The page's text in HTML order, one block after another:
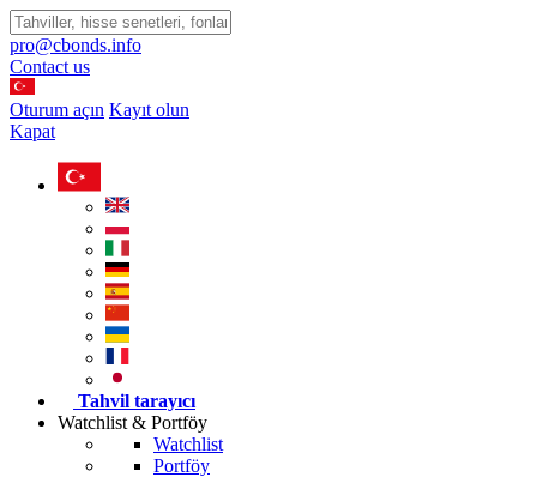
pro@cbonds.info
Contact us
Oturum açın Kayıt olun
Kapat
Tahvil tarayıcı
Watchlist & Portföy
Watchlist
Portföy